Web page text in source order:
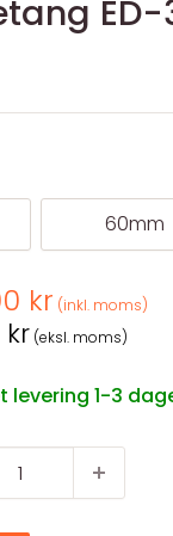
60mm
kr (inkl. moms)
kr (eksl. moms)
levering 1-3